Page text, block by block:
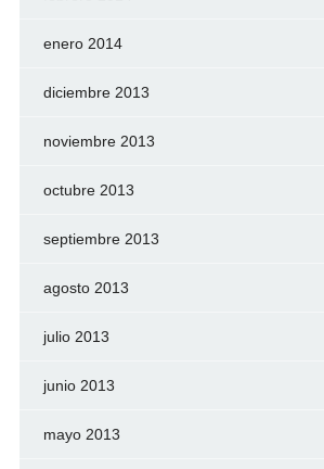
enero 2014
diciembre 2013
noviembre 2013
octubre 2013
septiembre 2013
agosto 2013
julio 2013
junio 2013
mayo 2013